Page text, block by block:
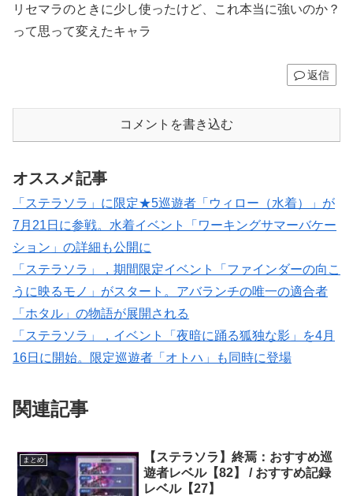
リセマラのときに少し使ったけど、これ本当に強いのか？
って思って変えたキャラ
返信
コメントを書き込む
オススメ記事
「ステラソラ」に限定★5巡遊者「ウィロー（水着）」が
7月21日に参戦。水着イベント「ワーキングサマーバケー
ション」の詳細も公開に
「ステラソラ」，期間限定イベント「ファインダーの向こ
うに映るモノ」がスタート。アバランチの唯一の適合者
「ホタル」の物語が展開される
「ステラソラ」，イベント「夜暗に踊る狐独な影」を4月
16日に開始。限定巡遊者「オトハ」も同時に登場
関連記事
まとめ
【ステラソラ】終焉：おすすめ巡
遊者レベル【82】 / おすすめ記録
レベル【27】